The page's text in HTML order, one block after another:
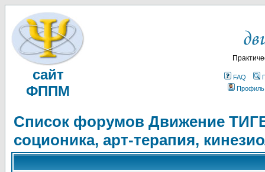
сайт
ФППМ
FAQ
Профиль
Список форумов Движение
соционика, арт-терапия,